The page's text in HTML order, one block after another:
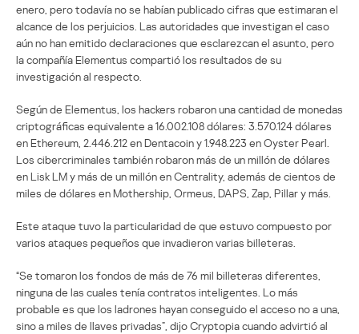
enero, pero todavía no se habían publicado cifras que estimaran el
alcance de los perjuicios. Las autoridades que investigan el caso
aún no han emitido declaraciones que esclarezcan el asunto, pero
la compañía Elementus compartió los resultados de su
investigación al respecto.
Según de Elementus, los hackers robaron una cantidad de monedas
criptográficas equivalente a 16.002.108 dólares: 3.570.124 dólares
en Ethereum, 2.446.212 en Dentacoin y 1.948.223 en Oyster Pearl.
Los cibercriminales también robaron más de un millón de dólares
en Lisk LM y más de un millón en Centrality, además de cientos de
miles de dólares en Mothership, Ormeus, DAPS, Zap, Pillar y más.
Este ataque tuvo la particularidad de que estuvo compuesto por
varios ataques pequeños que invadieron varias billeteras.
“Se tomaron los fondos de más de 76 mil billeteras diferentes,
ninguna de las cuales tenía contratos inteligentes. Lo más
probable es que los ladrones hayan conseguido el acceso no a una,
sino a miles de llaves privadas”, dijo Cryptopia cuando advirtió al